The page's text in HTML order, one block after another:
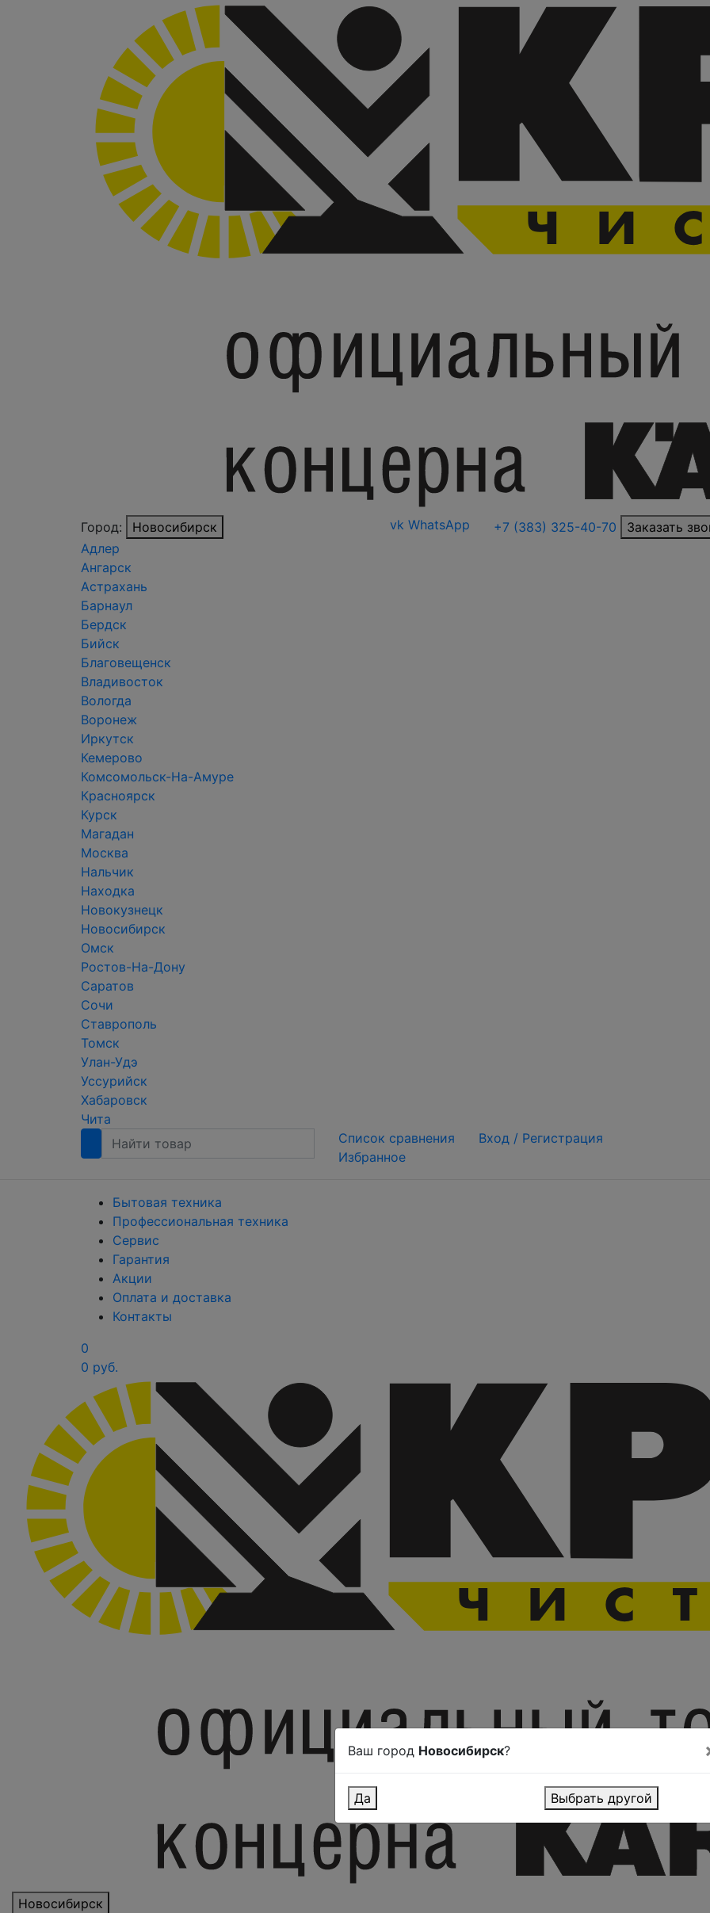
Город:
Новосибирск
Адлер
Ангарск
Астрахань
Барнаул
Бердск
Бийск
Благовещенск
Владивосток
Вологда
Воронеж
Иркутск
Кемерово
Комсомольск-На-Амуре
Красноярск
Курск
Магадан
Москва
Нальчик
Находка
Новокузнецк
Новосибирск
Омск
Ростов-На-Дону
Саратов
Сочи
Ставрополь
Томск
Улан-Удэ
Уссурийск
Хабаровск
Чита
vk WhatsApp +7 (383) 325-40-70 Заказать
Список сравнения
Избранное
Вход / Регистрация
Бытовая техника
Профессиональная техника
Сервис
Гарантия
Акции
Оплата и доставка
Контакты
0
0 руб.
Новосибирск
Ваш город Новосибирск?
Да Выбрать другой